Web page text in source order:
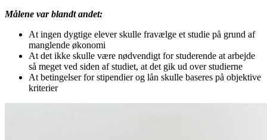
Målene var blandt andet:
At ingen dygtige elever skulle fravælge et studie på grund af
manglende økonomi
At det ikke skulle være nødvendigt for studerende at arbejde
så meget ved siden af studiet, at det gik ud over studierne
At betingelser for stipendier og lån skulle baseres på objektive
kriterier